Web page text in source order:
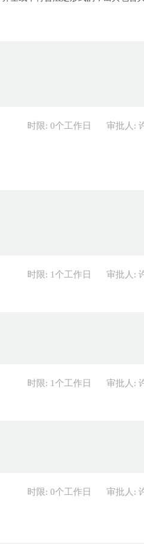
时限: 0个工作日 审批人:
时限: 1个工作日 审批人:
时限: 1个工作日 审批人:
时限: 0个工作日 审批人: